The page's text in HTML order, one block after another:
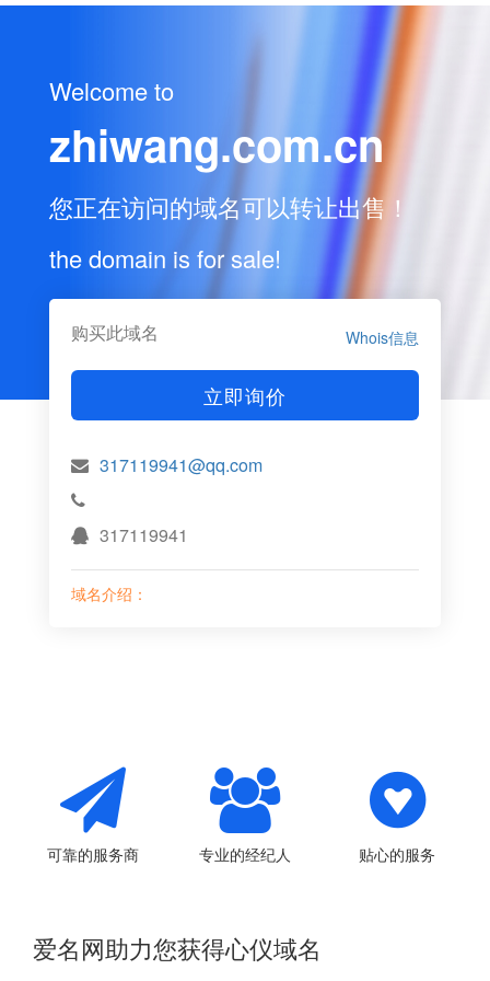
Welcome to
zhiwang.com.cn
您正在访问的域名可以转让出售！
the domain is for sale!
购买此域名 Whois信息
立即询价
317119941@qq.com
317119941
域名介绍：
可靠的服务商 专业的经纪人 贴心的服务
爱名网助力您获得心仪域名